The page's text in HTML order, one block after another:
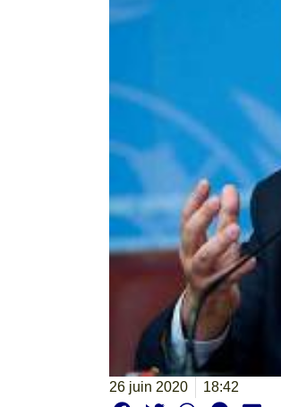
26 juin 2020 18:42